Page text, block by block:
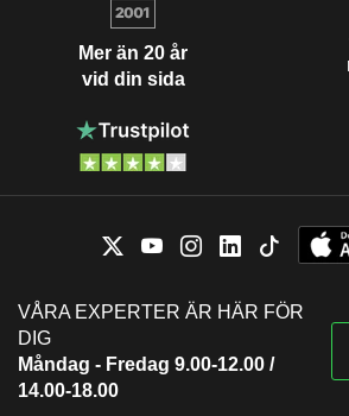
Mer än 20 år
vid din sida
VÅRA EXPERTER ÄR HÄR FÖR
DIG
Måndag - Fredag 9.00-12.00 /
14.00-18.00